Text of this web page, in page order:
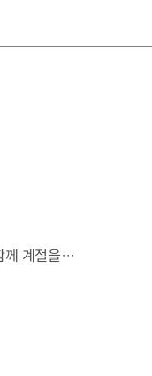
살랑이는 억새와 새들의 지저귐,선선한 가을이 찾아오는 소리. 더 기아 타스만과 함께 계절을 만나보세요. 🎧 *본 영상은 AI를 활용해 제작했습니다. #기아 #더기아타스만 #타스만 #가을 #입추 #Tasman #ASMR